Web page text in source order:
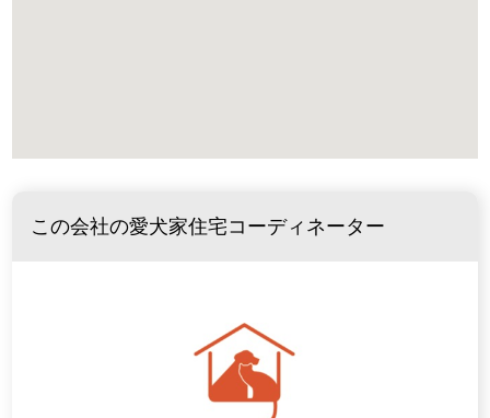
この会社の愛犬家住宅コーディネーター